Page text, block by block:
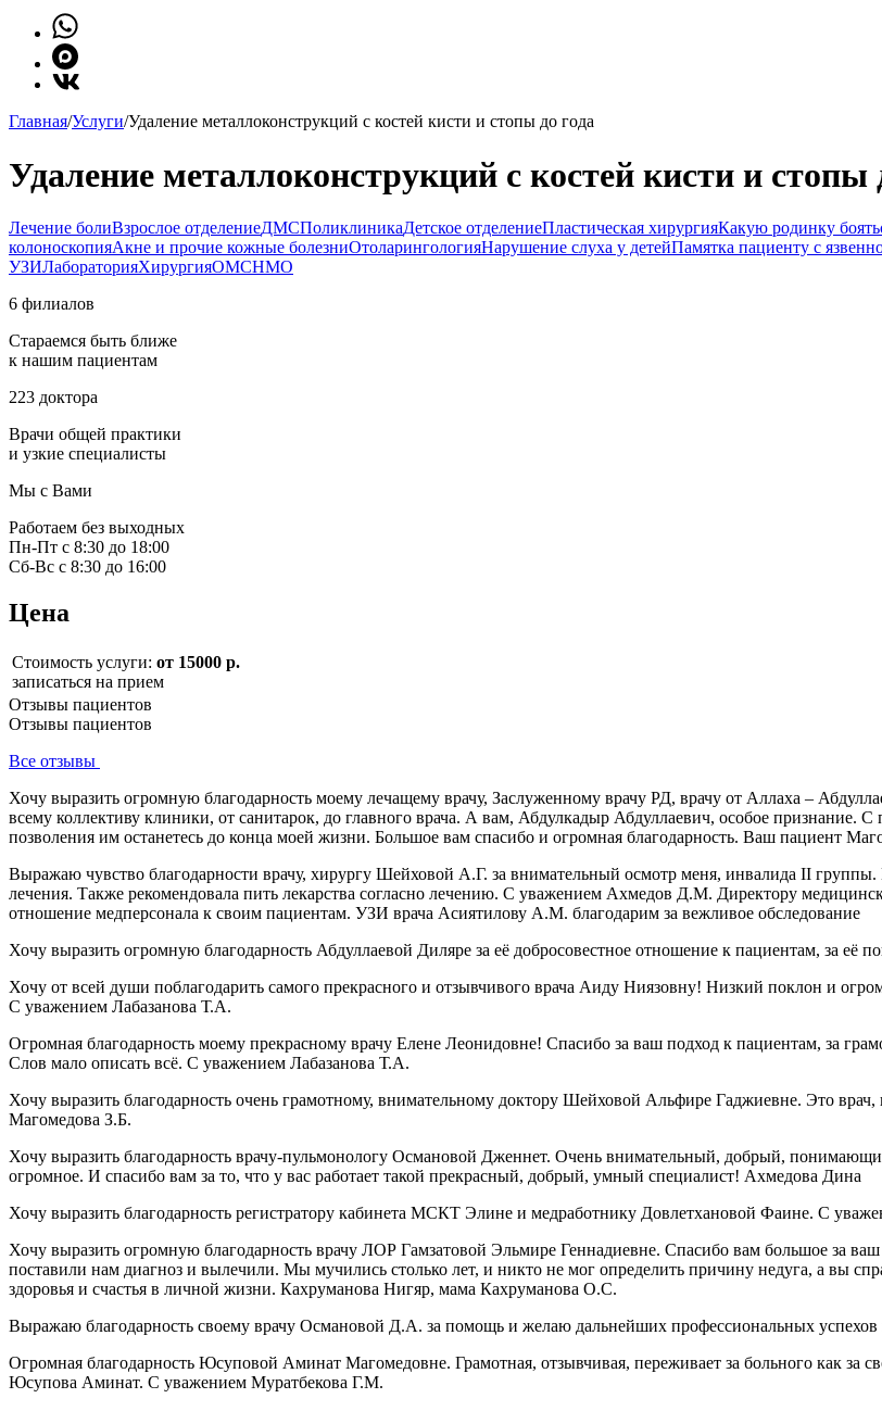
Главная/Услуги/Удаление металлоконструкций с костей кисти и стопы до года
Удаление металлоконструкций с костей кисти и стопы
Лечение болиВзрослое отделениеДМСПоликлиникаДетское отделениеПластическая хирургияКакую родинку
колоноскопияАкне и прочие кожные болезниОтоларингологияНарушение слуха у детейПамятка пациенту с
УЗИЛабораторияХирургияОМСНМО
6 филиалов
Стараемся быть ближе
к нашим пациентам
223 доктора
Врачи общей практики
и узкие специалисты
Мы с Вами
Работаем без выходных
Пн-Пт с 8:30 до 18:00
Сб-Вс с 8:30 до 16:00
Цена
Стоимость услуги: от 15000 р.
записаться на прием
Отзывы пациентов
Отзывы пациентов
Все отзывы
Хочу выразить огромную благодарность моему лечащему врачу, Заслуженному врачу РД, врачу от Аллаха –
всему коллективу клиники, от санитарок, до главного врача. А вам, Абдулкадыр Абдуллаевич, особое
позволения им останетесь до конца моей жизни. Большое вам спасибо и огромная благодарность. Ваш пациент
Выражаю чувство благодарности врачу, хирургу Шейховой А.Г. за внимательный осмотр меня, инвалида II группы.
лечения. Также рекомендовала пить лекарства согласно лечению. С уважением Ахмедов Д.М. Директору
отношение медперсонала к своим пациентам. УЗИ врача Асиятилову А.М. благодарим за вежливое обследование
Хочу выразить огромную благодарность Абдуллаевой Диляре за её добросовестное отношение к пациентам, за её
Хочу от всей души поблагодарить самого прекрасного и отзывчивого врача Аиду Ниязовну! Низкий поклон и
С уважением Лабазанова Т.А.
Огромная благодарность моему прекрасному врачу Елене Леонидовне! Спасибо за ваш подход к пациентам, за
Слов мало описать всё. С уважением Лабазанова Т.А.
Хочу выразить благодарность очень грамотному, внимательному доктору Шейховой Альфире Гаджиевне. Это врач,
Магомедова З.Б.
Хочу выразить благодарность врачу-пульмонологу Османовой Дженнет. Очень внимательный, добрый,
огромное. И спасибо вам за то, что у вас работает такой прекрасный, добрый, умный специалист! Ахмедова Дина
Хочу выразить благодарность регистратору кабинета МСКТ Элине и медработнику Довлетхановой Фаине. С
Хочу выразить огромную благодарность врачу ЛОР Гамзатовой Эльмире Геннадиевне. Спасибо вам большое за
поставили нам диагноз и вылечили. Мы мучились столько лет, и никто не мог определить причину недуга, а вы
здоровья и счастья в личной жизни. Кахруманова Нигяр, мама Кахруманова О.С.
Выражаю благодарность своему врачу Османовой Д.А. за помощь и желаю дальнейших профессиональных
Огромная благодарность Юсуповой Аминат Магомедовне. Грамотная, отзывчивая, переживает за больного как за
Юсупова Аминат. С уважением Муратбекова Г.М.